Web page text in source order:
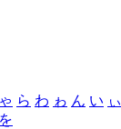
ゃ ら わ ゎ ん い ぃ
を